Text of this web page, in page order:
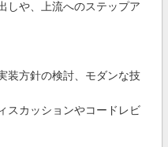
しや、上流へのステップア
装方針の検討、モダンな技
スカッションやコードレビ